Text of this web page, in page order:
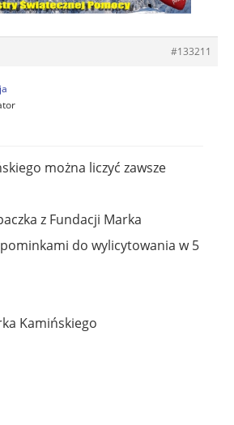
#133211
można liczyć zawsze
z Fundacji Marka
do wylicytowania w 5
Kamińskiego